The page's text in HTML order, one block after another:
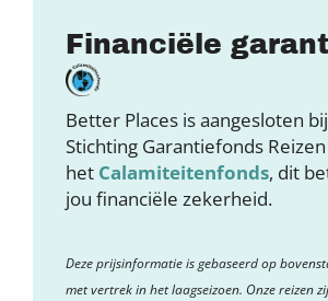
Financiële
Better Places is aangesloten
Stichting Garantiefonds
het Calamiteitenfonds, dit
jou financiële zekerheid.
Deze prijsinformatie is gebaseerd op
met vertrek in het laagseizoen. Onze reizen